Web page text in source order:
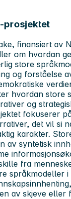
prosjektet
, finansiert av
om hvordan
store
og forståelse
hvordan store
og
fokuserer
det vil si
karakter.
av syntetisk
fra
språkmodeller i
av skjeve eller